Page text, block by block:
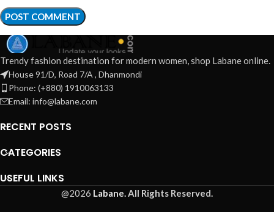
Trendy fashion destination for modern women, shop Labane online.
House 91/D, Road 7/A , Dhanmondi
Phone: (+880) 1910063133
Email: info@labane.com
RECENT POSTS
CATEGORIES
USEFUL LINKS
@2026 Labane.All Rights Reserved.